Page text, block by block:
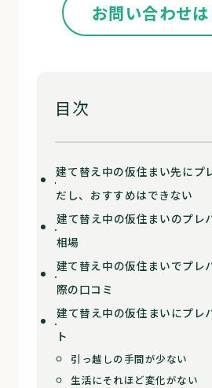
お問い合わせ
目次
建て替え中の仮住まい先にプ
だし、おすすめはできない
建て替え中の仮住まいのプレ
相場
建て替え中の仮住まいでプレ
際の口コミ
建て替え中の仮住まいにプレ
ト
引っ越しの手間が少ない
生活にそれほど変化がない